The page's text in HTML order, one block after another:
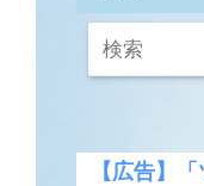
【広告】